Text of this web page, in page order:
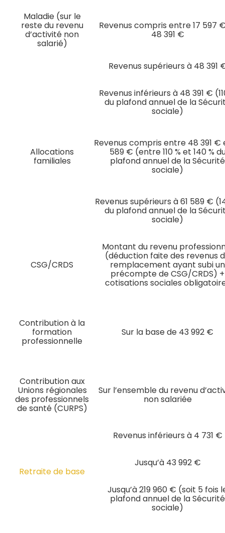
Maladie (sur le
reste du revenu
d’activité non
salarié)
Revenus compris entre 17 597
48 391 €
Revenus supérieurs à 48 391
Allocations
familiales
Revenus inférieurs à 48 391 €
du plafond annuel de la
sociale)
Revenus compris entre 48 391 €
589 € (entre 110 % et 140 %
plafond annuel de la Sécurité
sociale)
Revenus supérieurs à 61 589 €
du plafond annuel de la
sociale)
CSG/CRDS
Montant du revenu
(déduction faite des revenus
remplacement ayant subi un
précompte de CSG/CRDS) +
cotisations sociales
Contribution à la
formation
professionnelle
Sur la base de 43 992 €
Contribution aux
Unions régionales
des professionnels
de santé (CURPS)
Sur l’ensemble du revenu
non salariée
Retraite de base
Revenus inférieurs à 4 731 €
Jusqu’à 43 992 €
Jusqu’à 219 960 € (soit 5 fois
plafond annuel de la Sécurité
sociale)